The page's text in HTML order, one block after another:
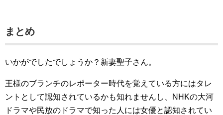
まとめ
いかがでしたでしょうか？新妻聖子さん。
王様のブランチのレポーター時代を覚えている方にはタレ
ントとして認知されているかも知れませんし、NHKの大河
ドラマや民放のドラマで知った人には女優と認知されてい